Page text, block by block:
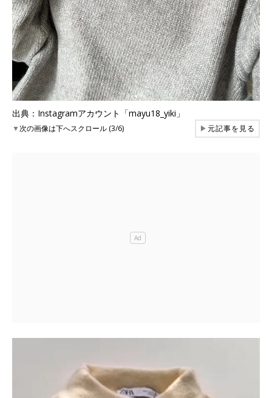
出典：Instagramアカウント「mayu18_yiki」
▼次の画像は下へスクロール (3/6) ▶元記事を見る